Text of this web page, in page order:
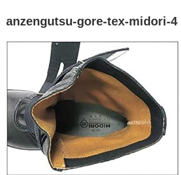
anzengutsu-gore-tex-midori-4